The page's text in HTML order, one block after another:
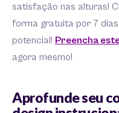
satisfação nas alturas!
forma gratuita por 7
potencial! Preencha
agora mesmo!
Aprofunde seu